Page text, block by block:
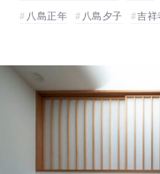
八島正年
八島夕子 吉祥